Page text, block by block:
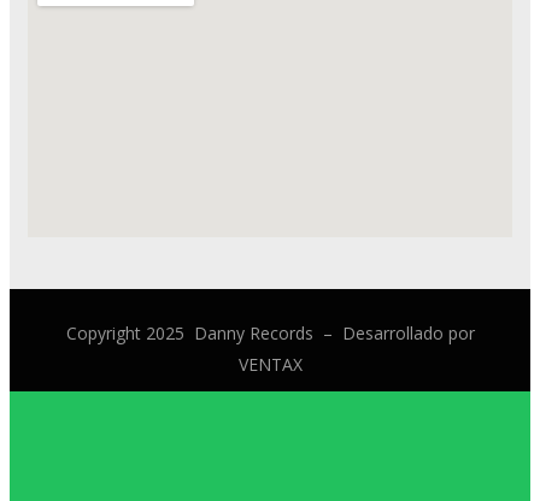
Copyright 2025 Danny Records – Desarrollado por
VENTAX